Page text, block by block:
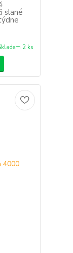
slané
2 ks